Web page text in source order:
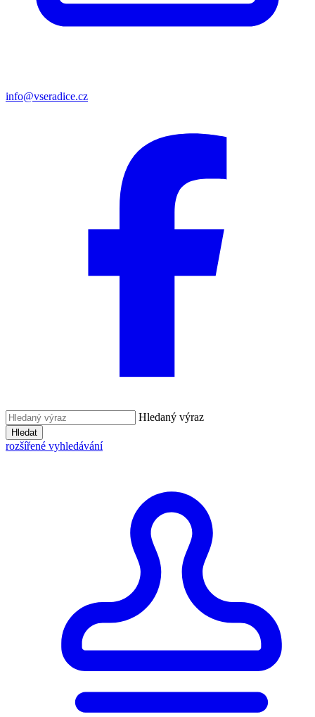
info@vseradice.cz
Hledaný výraz
Hledat
rozšířené vyhledávání